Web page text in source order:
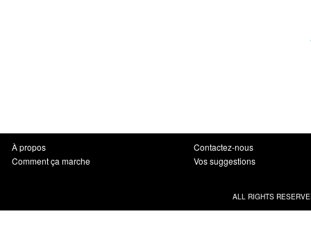
À propos
Comment ça marche
Contactez-nous
Vos suggestions
ALL RIGHTS